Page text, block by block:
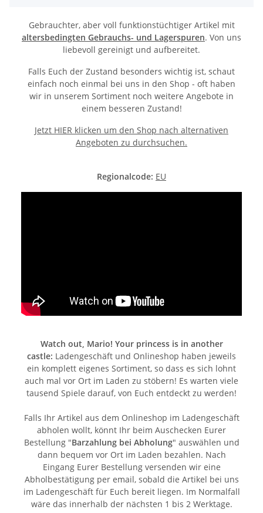
Gebrauchter, aber voll funktionstüchtiger Artikel mit
altersbedingten Gebrauchs- und Lagerspuren. Von uns
liebevoll gereinigt und aufbereitet.
Falls Euch der Zustand besonders wichtig ist, schaut
einfach noch einmal bei uns in den Shop - oft haben
wir in unserem Sortiment noch weitere Angebote in
einem besseren Zustand!
Jetzt HIER klicken um den Shop nach alternativen
Angeboten zu durchsuchen.
Regionalcode: EU
Watch out, Mario! Your princess is in another
castle: Ladengeschäft und Onlineshop haben jeweils
ein komplett eigenes Sortiment, so dass es sich lohnt
auch mal vor Ort im Laden zu stöbern! Es warten viele
tausend Spiele darauf, von Euch entdeckt zu werden!
Falls Ihr Artikel aus dem Onlineshop im Ladengeschäft
abholen wollt, könnt Ihr beim Auschecken Eurer
Bestellung "Barzahlung bei Abholung" auswählen und
dann bequem vor Ort im Laden bezahlen. Nach
Eingang Eurer Bestellung versenden wir eine
Abholbestätigung per email, sobald die Artikel bei uns
im Ladengeschäft für Euch bereit liegen. Im Normalfall
wäre das innerhalb der nächsten 1 bis 2 Werktage.